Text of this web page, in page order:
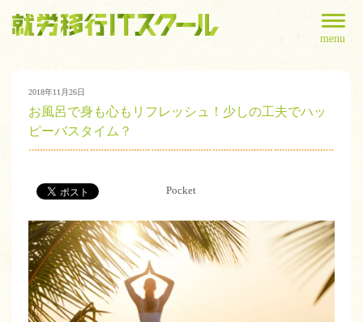
menu
2018年11月26日
お風呂で身も心もリフレッシュ！少しの工夫でハッ
ピーバスタイム？
Pocket